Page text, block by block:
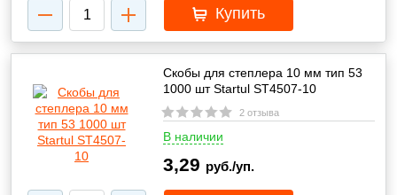
Купить
Скобы для степлера 10 мм тип 53
1000 шт Startul ST4507-10
2 отзыва
В наличии
3,29 руб./уп.